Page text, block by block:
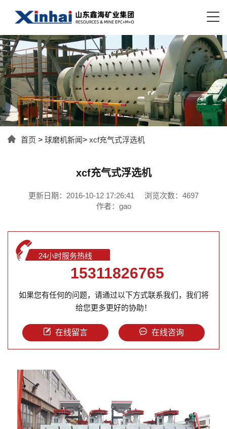
首页 > 球磨机新闻> xcf充气式浮选机
xcf充气式浮选机
更新日期：2016-10-12 17:26:41
浏览次数：4697
作者：gao
24小时服务热线
15311826765
如果您有任何的问题，请通过以下方式联系我们，我们将
给您更多更好的协助！
在线留言 在线咨询